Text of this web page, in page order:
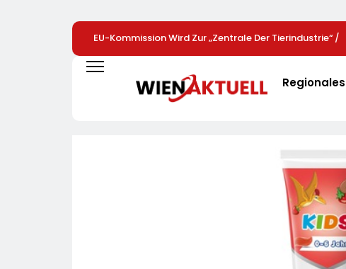
EU-Kommission Wird Zur „Zentrale Der Tierindustrie“ /
Tierschutzorganisation Animal Equality Prangert Mit
Brüssel Die Nähe Der EU-Kommission Zur Tierindustrie An
Regionales